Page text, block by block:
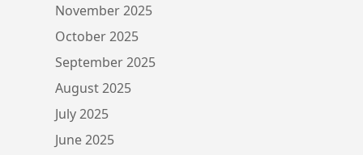
November 2025
October 2025
September 2025
August 2025
July 2025
June 2025